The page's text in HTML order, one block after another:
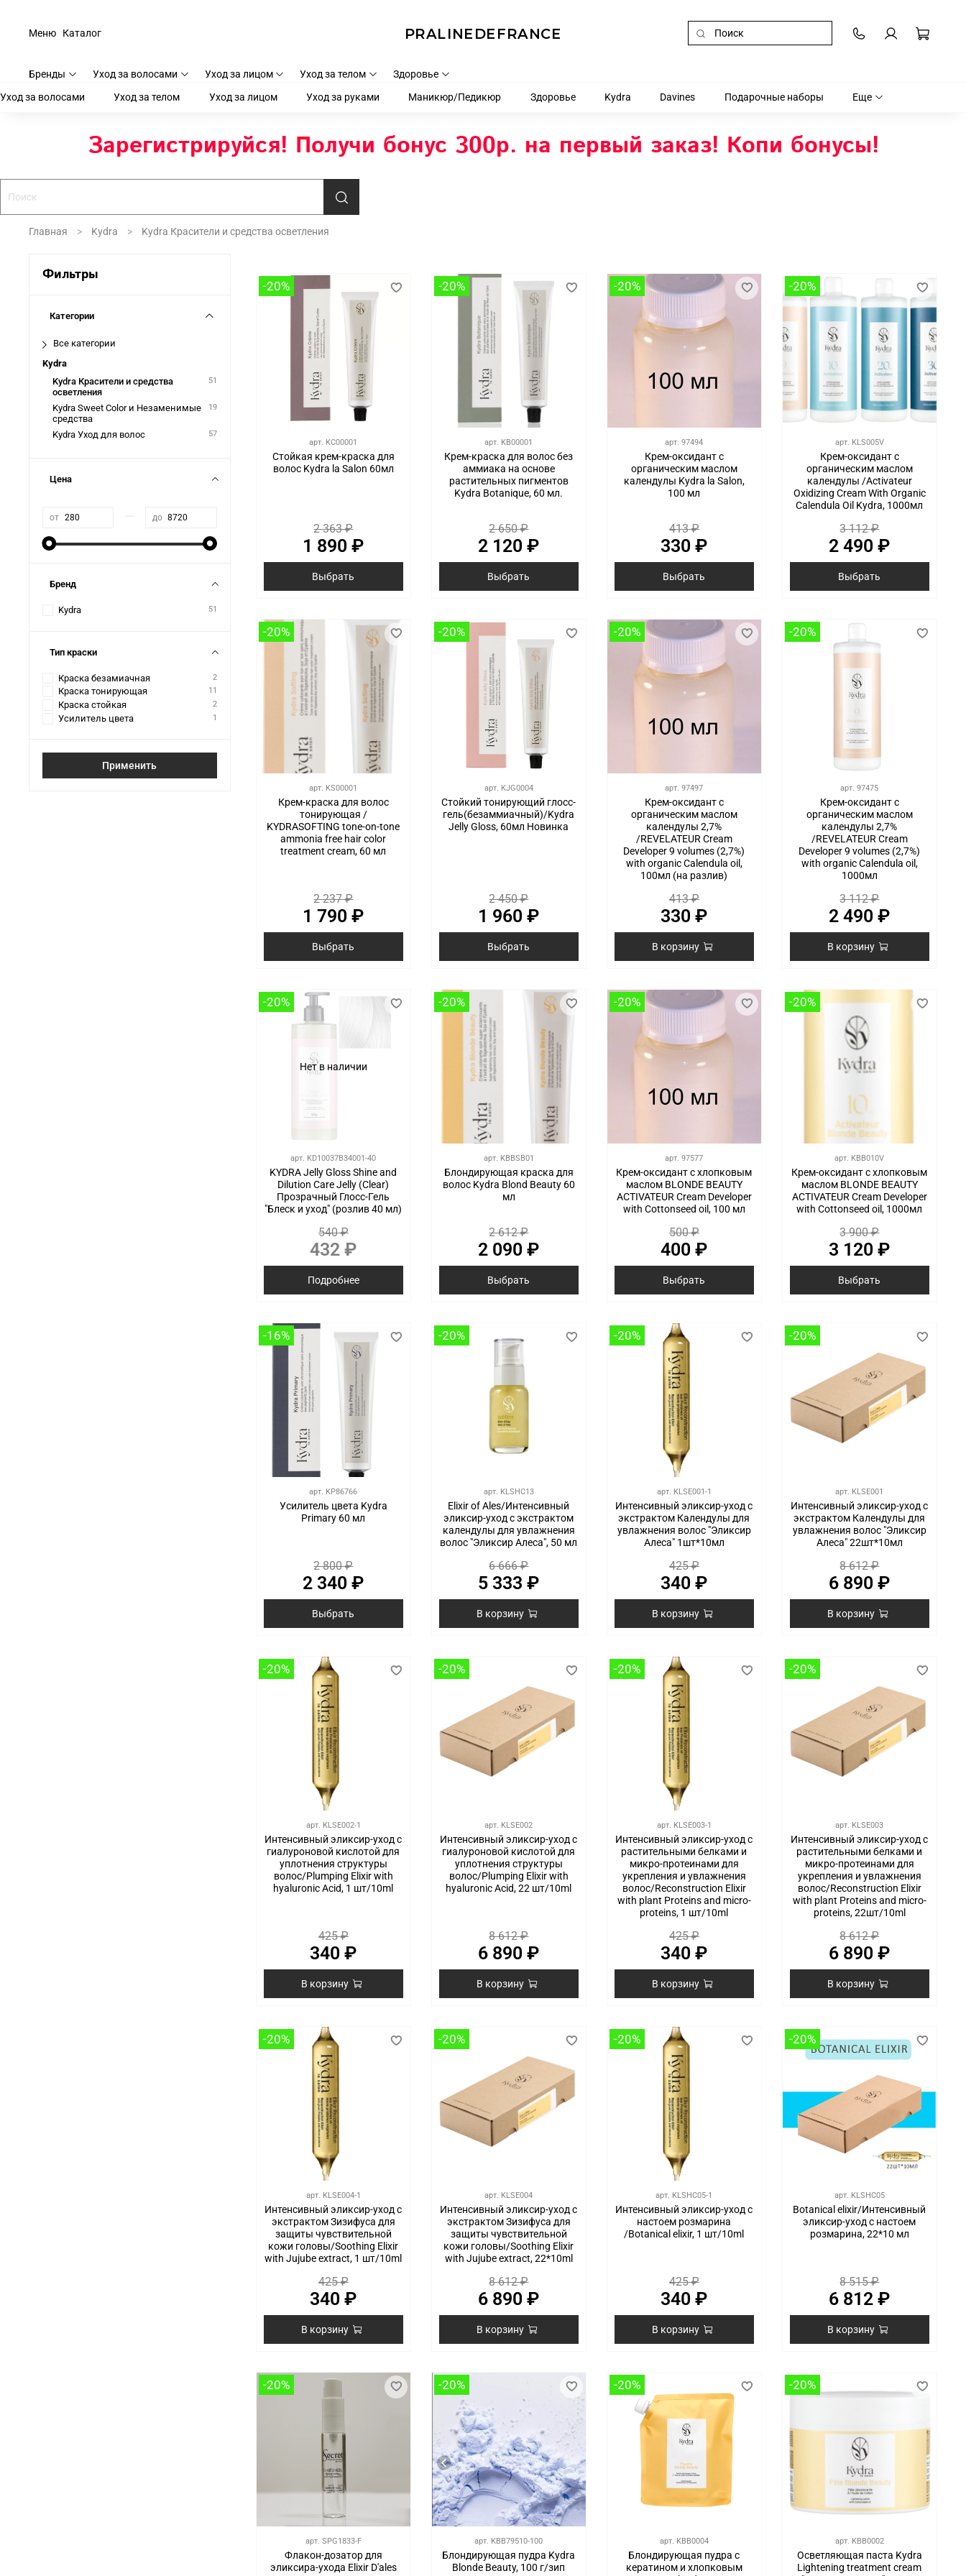
PRALINEDEFRANCE
Каталог
Меню
Бренды Уход за волосами Уход за лицом Уход за телом Здоровье
Уход за волосами Уход за телом Уход за лицом Уход за руками Маникюр/Педикюр Здоровье Kydra Davines Подарочные наборы Еще
Зарегистрируйся! Получи бонус 300р. на первый заказ! Копи бонусы!
Главная Kydra Kydra Красители и средства осветления
-20%
арт. KC00001
Стойкая крем-краска для
волос Kydra la Salon 60мл
2 363 ₽
1 890 ₽
Выбрать
-20%
арт. KB00001
Крем-краска для волос без
аммиака на основе
растительных пигментов
Kydra Botanique, 60 мл.
2 650 ₽
2 120 ₽
Выбрать
-20%
арт.97494
Крем-оксидант с
органическим маслом
календулы Kydra la Salon,
100 мл
413 ₽
330 ₽
Выбрать
-20%
арт. KLS005V
Крем-оксидант с
органическим маслом
календулы /Activateur
Oxidizing Cream With Organic
Calendula Oil Kydra, 1000мл
3 112 ₽
2 490 ₽
Выбрать
-20%
арт. KS00001
Крем-краска для волос
тонирующая /
KYDRASOFTING tone-on-tone
ammonia free hair color
treatment cream, 60 мл
2 237 ₽
1 790 ₽
Выбрать
-20%
арт. KJG0004
Стойкий тонирующий глосс-
гель(безаммиачный)/Kydra
Jelly Gloss, 60мл Новинка
2 450 ₽
1 960 ₽
Выбрать
-20%
арт.97497
Крем-оксидант с
органическим маслом
календулы 2,7%
/REVELATEUR Cream
Developer 9 volumes (2,7%)
with organic Calendula oil,
100мл (на разлив)
413 ₽
330 ₽
В корзину
-20%
арт.97475
Крем-оксидант с
органическим маслом
календулы 2,7%
/REVELATEUR Cream
Developer 9 volumes (2,7%)
with organic Calendula oil,
1000мл
3 112 ₽
2 490 ₽
В корзину
Нет в наличии
-20%
арт. KD10037B34001-40
KYDRA Jelly Gloss Shine and
Dilution Care Jelly (Clear)
Прозрачный Глосс-Гель
"Блеск и уход" (розлив 40 мл)
540 ₽
432 ₽
Подробнее
-20%
арт. KBBSB01
Блондирующая краска для
волос Kydra Blond Beauty 60
мл
2 612 ₽
2 090 ₽
Выбрать
-20%
арт.97577
Крем-оксидант с хлопковым
маслом BLONDE BEAUTY
ACTIVATEUR Cream Developer
with Cottonseed oil, 100 мл
500 ₽
400 ₽
Выбрать
-20%
арт. KBB010V
Крем-оксидант с хлопковым
маслом BLONDE BEAUTY
ACTIVATEUR Cream Developer
with Cottonseed oil, 1000мл
3 900 ₽
3 120 ₽
Выбрать
-16%
арт. KP86766
Усилитель цвета Kydra
Primary 60 мл
2 800 ₽
2 340 ₽
Выбрать
-20%
арт. KLSHC13
Elixir of Ales/Интенсивный
эликсир-уход с экстрактом
календулы для увлажнения
волос "Эликсир Алеса", 50 мл
6 666 ₽
5 333 ₽
В корзину
-20%
арт. KLSE001-1
Интенсивный эликсир-уход с
экстрактом Календулы для
увлажнения волос "Эликсир
Алеса" 1шт*10мл
425 ₽
340 ₽
В корзину
-20%
арт. KLSE001
Интенсивный эликсир-уход с
экстрактом Календулы для
увлажнения волос "Эликсир
Алеса" 22шт*10мл
8 612 ₽
6 890 ₽
В корзину
-20%
арт. KLSE002-1
Интенсивный эликсир-уход с
гиалуроновой кислотой для
уплотнения структуры
волос/Plumping Elixir with
hyaluronic Acid, 1 шт/10ml
425 ₽
340 ₽
В корзину
-20%
арт. KLSE002
Интенсивный эликсир-уход с
гиалуроновой кислотой для
уплотнения структуры
волос/Plumping Elixir with
hyaluronic Acid, 22 шт/10ml
8 612 ₽
6 890 ₽
В корзину
-20%
арт. KLSE003-1
Интенсивный эликсир-уход с
растительными белками и
микро-протеинами для
укрепления и увлажнения
волос/Reconstruction Elixir
with plant Proteins and micro-
proteins, 1 шт/10ml
425 ₽
340 ₽
В корзину
-20%
арт. KLSE003
Интенсивный эликсир-уход с
растительными белками и
микро-протеинами для
укрепления и увлажнения
волос/Reconstruction Elixir
with plant Proteins and micro-
proteins, 22шт/10ml
8 612 ₽
6 890 ₽
В корзину
-20%
арт. KLSE004-1
Интенсивный эликсир-уход с
экстрактом Зизифуса для
защиты чувствительной
кожи головы/Soothing Elixir
with Jujube extract, 1 шт/10ml
425 ₽
340 ₽
В корзину
-20%
арт. KLSE004
Интенсивный эликсир-уход с
экстрактом Зизифуса для
защиты чувствительной
кожи головы/Soothing Elixir
with Jujube extract, 22*10ml
8 612 ₽
6 890 ₽
В корзину
-20%
арт. KLSHC05-1
Интенсивный эликсир-уход с
настоем розмарина
/Botanical elixir, 1 шт/10ml
425 ₽
340 ₽
В корзину
-20%
арт. KLSHC05
Botanical elixir/Интенсивный
эликсир-уход с настоем
розмарина, 22*10 мл
8 515 ₽
6 812 ₽
В корзину
-20%
арт. SPG1833-F
Флакон-дозатор для
эликсира-ухода Elixir D'ales
-20%
арт. KBB79510-100
Блондирующая пудра Kydra
Blonde Beauty, 100 г/зип
-20%
арт. KBB0004
Блондирующая пудра с
кератином и хлопковым
-20%
арт. KBB0002
Осветляющая паста Kydra
Lightening treatment cream
Фильтры
Категории
Все категории
Kydra
Kydra Красители и средства
осветления
51
Kydra Sweet Color и Незаменимые
средства
19
Kydra Уход для волос 57
Цена
от до
Бренд
Kydra 51
Тип краски
Краска безамиачная 2
Краска тонирующая 11
Краска стойкая 2
Усилитель цвета 1
Применить